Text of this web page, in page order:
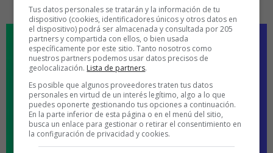
Tus datos personales se tratarán y la información de tu
dispositivo (cookies, identificadores únicos y otros datos en
el dispositivo) podrá ser almacenada y consultada por 205
partners y compartida con ellos, o bien usada
específicamente por este sitio. Tanto nosotros como
nuestros partners podemos usar datos precisos de
geolocalización. Lista de partners.
Es posible que algunos proveedores traten tus datos
personales en virtud de un interés legítimo, algo a lo que
puedes oponerte gestionando tus opciones a continuación.
En la parte inferior de esta página o en el menú del sitio,
busca un enlace para gestionar o retirar el consentimiento en
la configuración de privacidad y cookies.